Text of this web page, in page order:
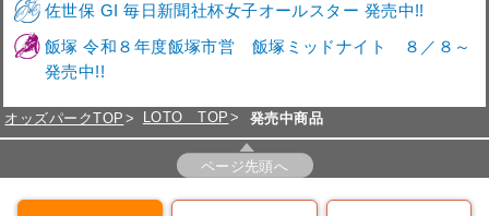
佐世保 GI 毎日新聞社杯女子オールスター 発売中!!
飯塚 令和８年度飯塚市営 飯塚ミッドナイト ８／８～
発売中!!
オッズパークTOP LOTO TOP 発売中商品
ページ先頭へ